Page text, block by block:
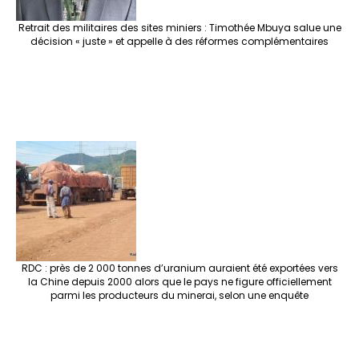
Retrait des militaires des sites miniers : Timothée Mbuya salue une
décision « juste » et appelle à des réformes complémentaires
RDC : près de 2 000 tonnes d’uranium auraient été exportées vers
la Chine depuis 2000 alors que le pays ne figure officiellement
parmi les producteurs du minerai, selon une enquête